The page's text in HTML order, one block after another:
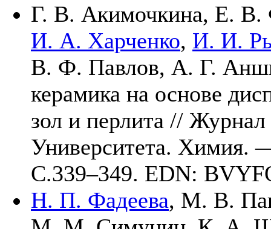
Г. В. Акимочкина, Е. В.
И. А. Харченко, И. И.
В. Ф. Павлов, А. Г.
керамика на основе
зол и перлита //
Университета. Химия.
C.339–349. EDN:
Н. П. Фадеева, М. В.